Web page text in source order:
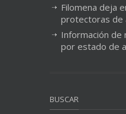
Filomena deja
protectoras de
Información de
por estado de
BUSCAR